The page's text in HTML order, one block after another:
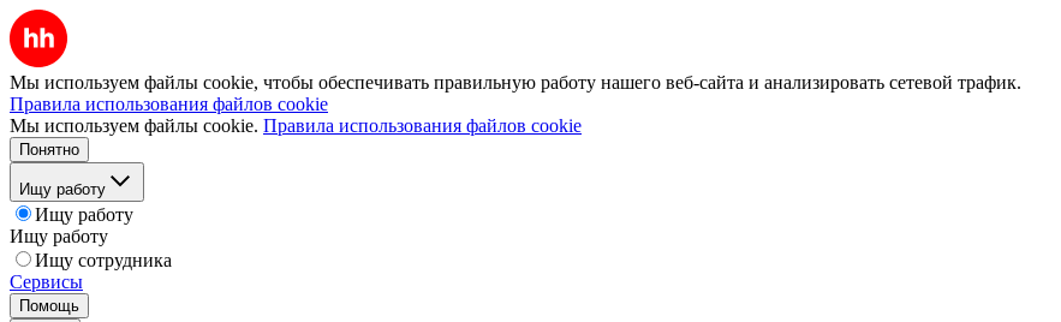
Мы используем файлы cookie, чтобы обеспечивать правильную работу нашего веб-сайта и анализировать сетевой трафик.
Правила использования файлов cookie
Мы используем файлы cookie. Правила использования файлов cookie
Понятно
Ищу работу
Ищу работу
Ищу работу
Ищу сотрудника
Сервисы
Помощь